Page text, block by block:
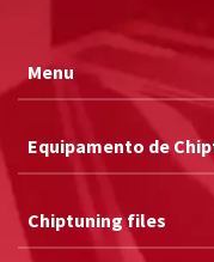
Menu
Equipamento de
Chiptuning files